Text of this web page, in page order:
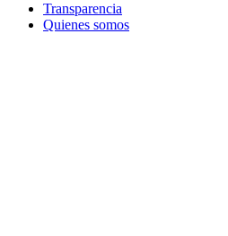
Transparencia
Quienes somos